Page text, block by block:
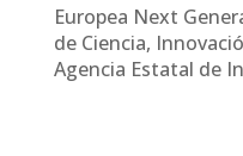
Europea Next
de Ciencia,
Agencia Estatal de